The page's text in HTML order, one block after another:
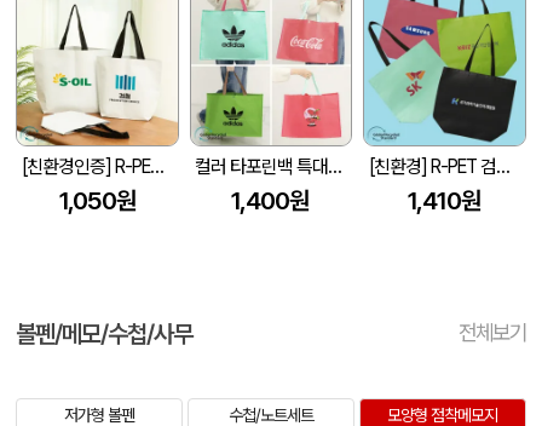
[친환경인증] R-PET 고밀도 리유저블백 (검정내피/170g)(S~XL)
1,050원
컬러 타포린백 특대형(3색) (중량140g±5)(530x300x380mm)
1,400원
[친환경] R-PET 검정내피 리유저블백 (4색/중형/170g)(450x150x400mm)
1,410원
볼펜/메모/수첩/사무 전체보기
저가형 볼펜 수첩/노트세트 모양형 점착메모지